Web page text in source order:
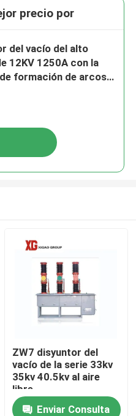
precio por
del vacío del alto
12KV 1250A con la
formación de arcos
ZW7 disyuntor del
vacío de la serie 33kv
35kv 40.5kv al aire
libre
Enviar Consulta